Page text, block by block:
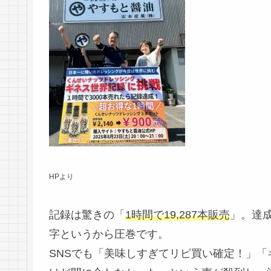
HPより
記録は驚きの「 1時間で19,287本販売 」。達
字というから圧巻です。
SNSでも「美味しすぎてリピ買い確定！」